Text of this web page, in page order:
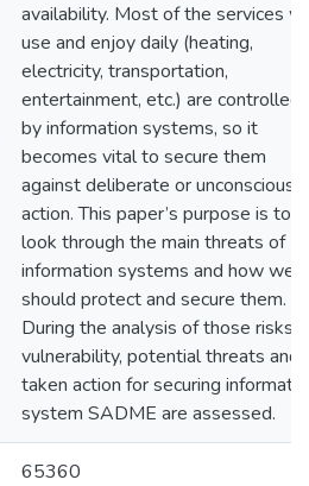
availability. Most of the services
use and enjoy daily (heating,
electricity, transportation,
entertainment, etc.) are controlled
by information systems, so it
becomes vital to secure them
against deliberate or unconscious
action. This paper’s purpose is to
look through the main threats of
information systems and how we
should protect and secure them.
During the analysis of those risks,
vulnerability, potential threats and
taken action for securing
system SADME are assessed.
65360